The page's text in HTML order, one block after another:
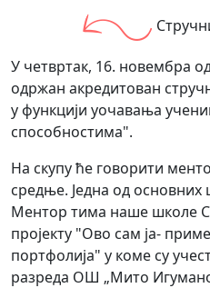
У четвртак, 16. новембра
одржан акредитован
у функцији уочавања
способностима".
На скупу ће говорити
средње. Једна од
Ментор тима наше школе
пројекту "Ово сам ја-
портфолија" у коме су
разреда ОШ „Мито